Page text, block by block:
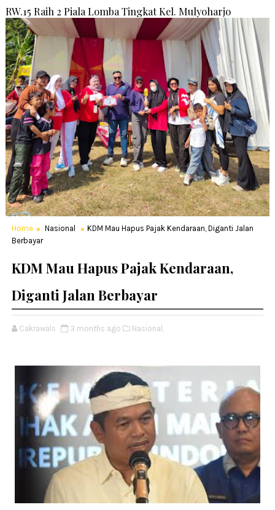
RW.15 Raih 2 Piala Lomba Tingkat Kel. Mulyoharjo
Home Nasional
KDM Mau Hapus Pajak Kendaraan, Diganti Jalan
Berbayar
KDM Mau Hapus Pajak Kendaraan,
Diganti Jalan Berbayar
Cakrawals 3 months ago Nasional,